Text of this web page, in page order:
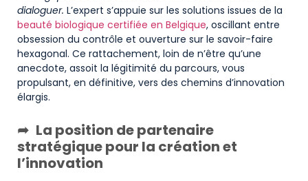
dialoguer. L’expert s’appuie sur les solutions issues de la
beauté biologique certifiée en Belgique, oscillant entre
obsession du contrôle et ouverture sur le savoir-faire
hexagonal. Ce rattachement, loin de n’être qu’une
anecdote, assoit la légitimité du parcours, vous
propulsant, en définitive, vers des chemins d’innovation
élargis.
La position de partenaire
stratégique pour la création et
l’innovation